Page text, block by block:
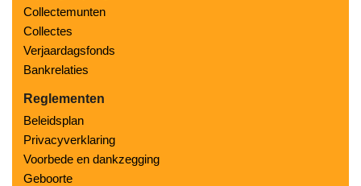
Collectemunten
Collectes
Verjaardagsfonds
Bankrelaties
Reglementen
Beleidsplan
Privacyverklaring
Voorbede en dankzegging
Geboorte